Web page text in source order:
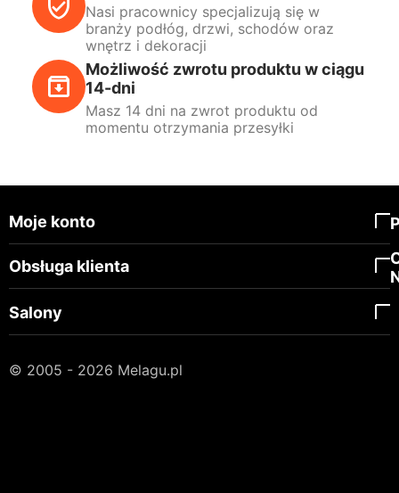
Nasi pracownicy specjalizują się w
branży podłóg, drzwi, schodów oraz
wnętrz i dekoracji
Możliwość zwrotu produktu w ciągu
14-dni
Masz 14 dni na zwrot produktu od
momentu otrzymania przesyłki
Moje konto
Obsługa klienta
Salony
© 2005 - 2026 Melagu.pl